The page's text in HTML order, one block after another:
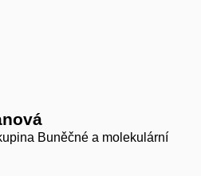
Buněčné a molekulární